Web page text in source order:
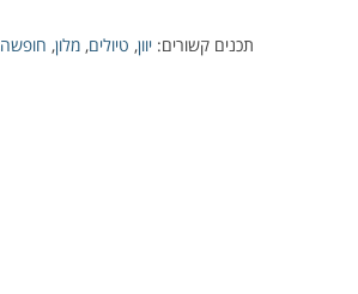
תכנים קשורים: יוון, טיולים, מלון, חופשה